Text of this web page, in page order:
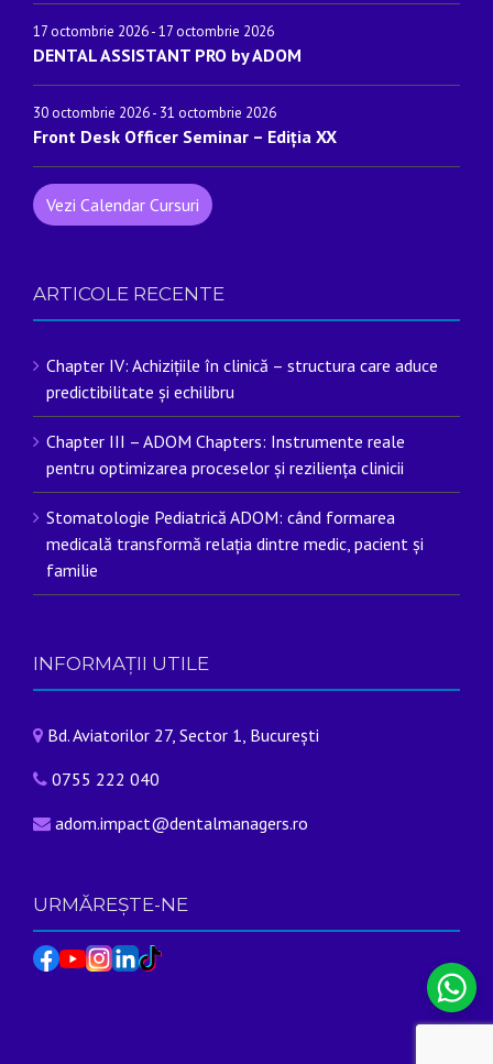
17 octombrie 2026-17 octombrie 2026
DENTAL ASSISTANT PRO by ADOM
30 octombrie 2026- 31 octombrie 2026
Front Desk Officer Seminar – Ediția XX
Vezi Calendar Cursuri
ARTICOLE RECENTE
Chapter IV: Achizițiile în clinică – structura care aduce
predictibilitate și echilibru
Chapter III – ADOM Chapters: Instrumente reale
pentru optimizarea proceselor și reziliența clinicii
Stomatologie Pediatrică ADOM: când formarea
medicală transformă relația dintre medic, pacient și
familie
INFORMAȚII UTILE
Bd. Aviatorilor 27, Sector 1, București
0755 222 040
adom.impact@dentalmanagers.ro
URMĂREȘTE-NE